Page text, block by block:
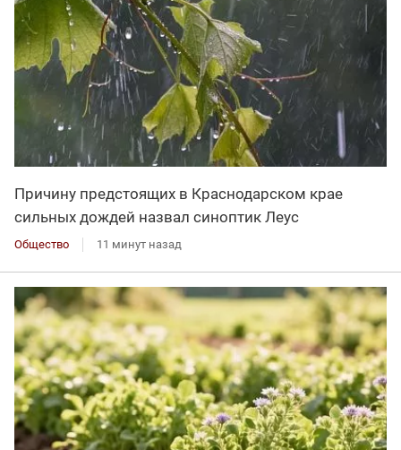
Причину предстоящих в Краснодарском крае
сильных дождей назвал синоптик Леус
Общество 11 минут назад